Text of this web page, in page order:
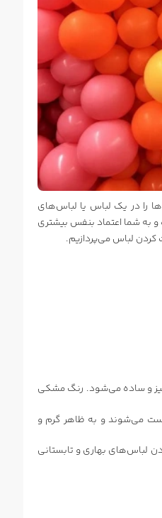
را در یک لباس یا لباس‌های
به شما اعتماد بنفس بیشتری
کردن لباس می‌پردازیم.
و ساده می‌شود. رنگ مشکی
ست می‌شوند و به ظاهر گرم و
لباس‌های بهاری و تابستانی